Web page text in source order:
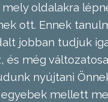
oldalakra
ott. Ennek
jobban tudjuk
és még
nyújtani
mellett